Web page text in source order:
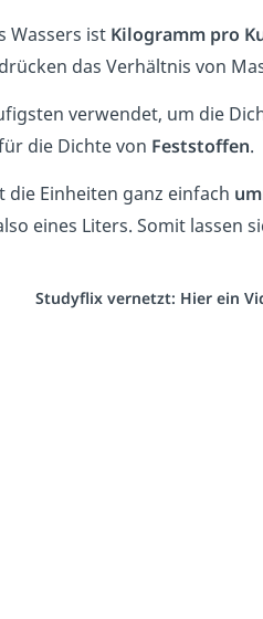
Wassers ist Kilogramm pro
das Verhältnis von
verwendet, um die
die Dichte von Feststoffen.
die Einheiten ganz einfach
eines Liters. Somit lassen
Studyflix vernetzt: Hier ein